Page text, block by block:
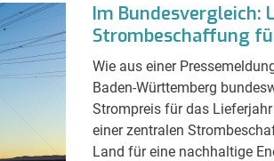
Im Bundesvergleich:
Strombeschaffung
Wie aus einer
Baden-Württemberg
Strompreis für das
einer zentralen
Land für eine nachhaltige